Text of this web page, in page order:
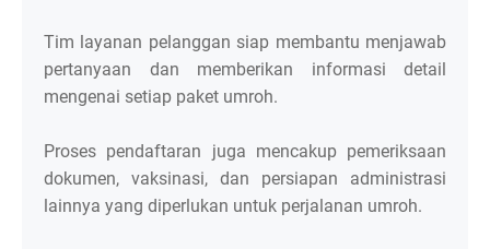
Tim layanan pelanggan siap membantu menjawab
pertanyaan dan memberikan informasi detail
mengenai setiap paket umroh.
Proses pendaftaran juga mencakup pemeriksaan
dokumen, vaksinasi, dan persiapan administrasi
lainnya yang diperlukan untuk perjalanan umroh.